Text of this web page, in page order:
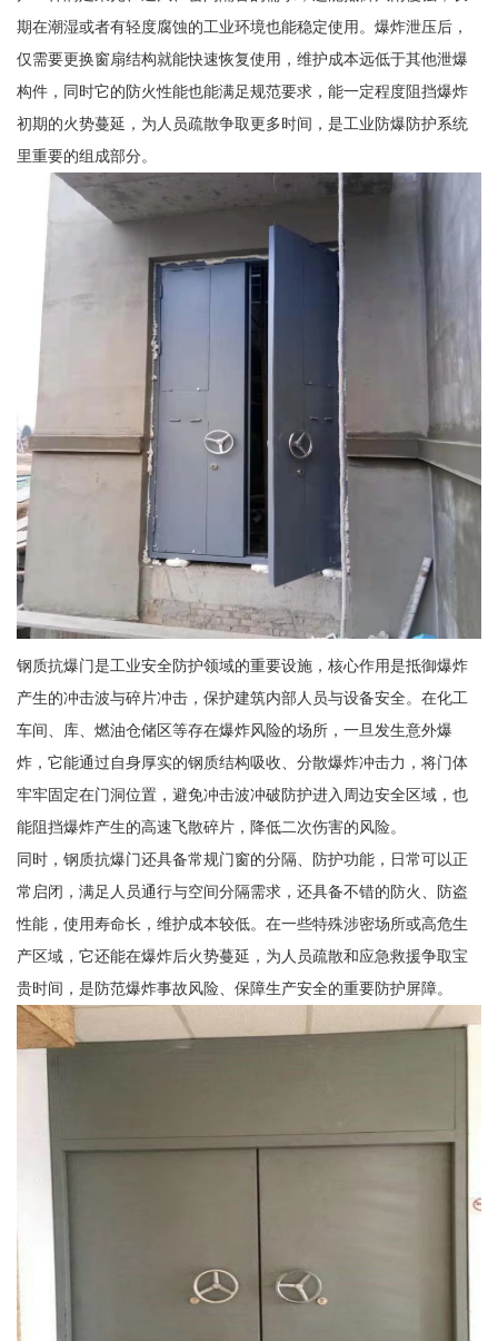
期在潮湿或者有轻度腐蚀的工业环境也能稳定使用。爆炸泄压后，
仅需要更换窗扇结构就能快速恢复使用，维护成本远低于其他泄爆
构件，同时它的防火性能也能满足规范要求，能一定程度阻挡爆炸
初期的火势蔓延，为人员疏散争取更多时间，是工业防爆防护系统
里重要的组成部分。
钢质抗爆门是工业安全防护领域的重要设施，核心作用是抵御爆炸
产生的冲击波与碎片冲击，保护建筑内部人员与设备安全。在化工
车间、库、燃油仓储区等存在爆炸风险的场所，一旦发生意外爆
炸，它能通过自身厚实的钢质结构吸收、分散爆炸冲击力，将门体
牢牢固定在门洞位置，避免冲击波冲破防护进入周边安全区域，也
能阻挡爆炸产生的高速飞散碎片，降低二次伤害的风险。
同时，钢质抗爆门还具备常规门窗的分隔、防护功能，日常可以正
常启闭，满足人员通行与空间分隔需求，还具备不错的防火、防盗
性能，使用寿命长，维护成本较低。在一些特殊涉密场所或高危生
产区域，它还能在爆炸后火势蔓延，为人员疏散和应急救援争取宝
贵时间，是防范爆炸事故风险、保障生产安全的重要防护屏障。